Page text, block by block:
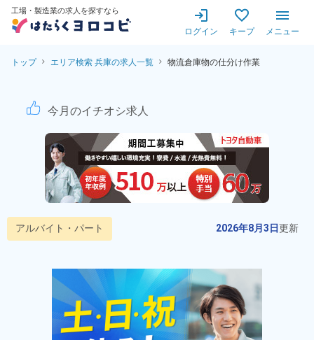
工場・製造業の求人を探すなら
ログイン キープ メニュー
トップ エリア検索 兵庫の求人一覧 物流倉庫物の仕分け作業
【パートタイム勤務★】物
今月のイチオシ求人
アルバイト・パート 2026年8月3日更新